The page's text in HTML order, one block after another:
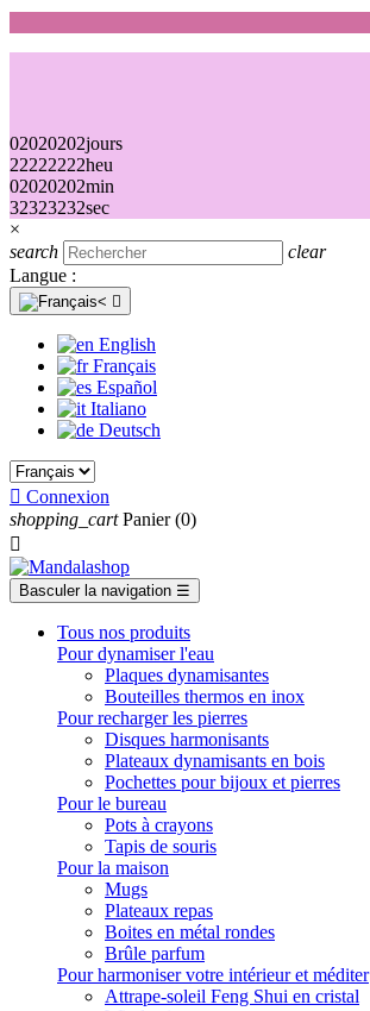
02020202jours
22222222heu
02020202min
32323232sec
×
search
clear
Langue :

English
Français
Español
Italiano
Deutsch
 Connexion
shopping_cart Panier (0)

Basculer la navigation ☰
Tous nos produits
Pour dynamiser l'eau
Plaques dynamisantes
Bouteilles thermos en inox
Pour recharger les pierres
Disques harmonisants
Plateaux dynamisants en bois
Pochettes pour bijoux et pierres
Pour le bureau
Pots à crayons
Tapis de souris
Pour la maison
Mugs
Plateaux repas
Boites en métal rondes
Brûle parfum
Pour harmoniser votre intérieur et méditer
Attrape-soleil Feng Shui en cristal